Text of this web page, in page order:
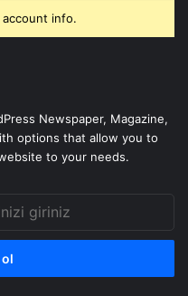
info.
Newspaper, Magazine,
options that allow you to
to your needs.